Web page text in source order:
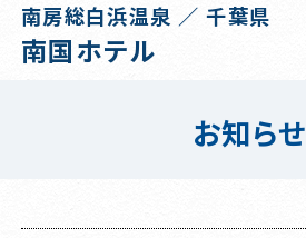
南房総白浜温泉 ／ 千葉県
南国ホテル
お知らせ